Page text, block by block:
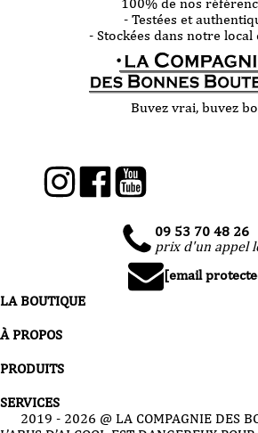
- Testées et
- Stockées dans notre local
Buvez vrai, buvez
09 53 70 48 26
prix d'un appel
[email
LA BOUTIQUE
À PROPOS
PRODUITS
SERVICES
2019 - 2026 @ LA COMPAGNIE DES